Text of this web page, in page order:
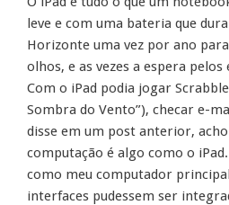
leve e com uma bateria que
Horizonte uma vez por ano
olhos, e as vezes a espera
Com o iPad podia jogar
Sombra do Vento”), checar e-
disse em um post anterior,
computação é algo como o
como meu computador
interfaces pudessem ser